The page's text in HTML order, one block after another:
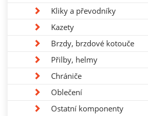
Kliky a převodníky
Kazety
Brzdy, brzdové kotouče
Přilby, helmy
Chrániče
Oblečení
Ostatní komponenty